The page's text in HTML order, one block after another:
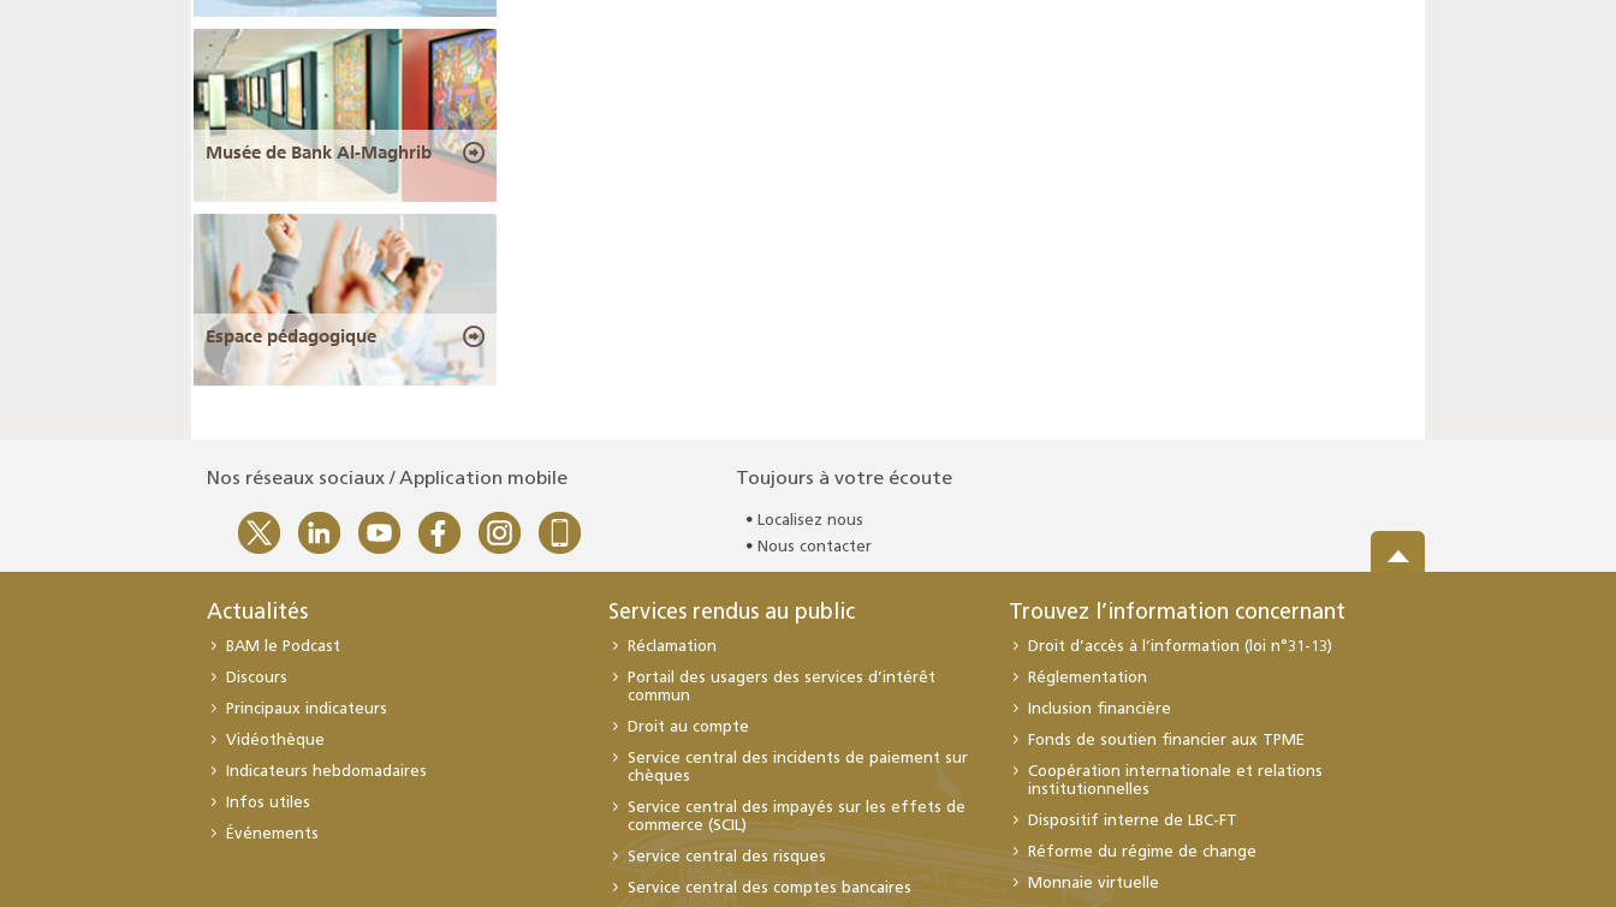
Musée de Bank Al-Maghrib
Espace pédagogique
Nos réseaux sociaux / Application mobile Toujours à votre écoute
Localisez nous
Nous contacter
Actualités
BAM le Podcast
Discours
Principaux indicateurs
Vidéothèque
Indicateurs hebdomadaires
Infos utiles
Événements
Services rendus au public
Réclamation
Portail des usagers des services d’intérêt
commun
Droit au compte
Service central des incidents de paiement sur
chèques
Service central des impayés sur les effets de
commerce (SCIL)
Service central des risques
Service central des comptes bancaires
Trouvez l’information concernant
Droit d’accès à l’information (loi n°31-13)
Réglementation
Inclusion financière
Fonds de soutien financier aux TPME
Coopération internationale et relations
institutionnelles
Dispositif interne de LBC-FT
Réforme du régime de change
Monnaie virtuelle